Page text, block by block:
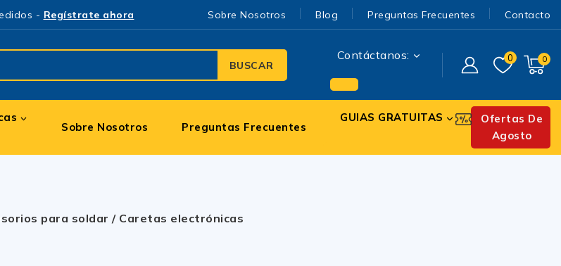
- Regístrate ahora Sobre Nosotros Blog Preguntas Frecuentes Contacto
BUSCAR
Contáctanos: 0 0
Sobre Nosotros Preguntas Frecuentes
GUIAS GRATUITAS
Ofertas De
Agosto
para soldar / Caretas electrónicas